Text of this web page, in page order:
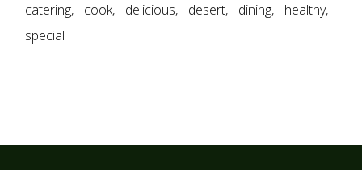
catering cook delicious desert dining
healthy
special